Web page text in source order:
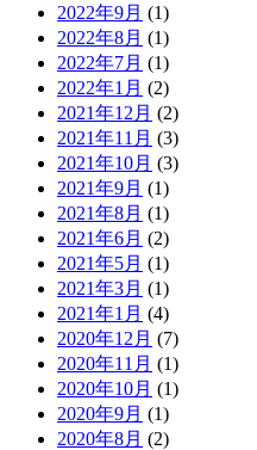
2022年9月 (1)
2022年8月 (1)
2022年7月 (1)
2022年1月 (2)
2021年12月 (2)
2021年11月 (3)
2021年10月 (3)
2021年9月 (1)
2021年8月 (1)
2021年6月 (2)
2021年5月 (1)
2021年3月 (1)
2021年1月 (4)
2020年12月 (7)
2020年11月 (1)
2020年10月 (1)
2020年9月 (1)
2020年8月 (2)